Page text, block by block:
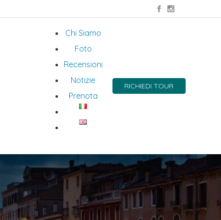
Chi Siamo
Foto
Recensioni
Notizie
Prenota
RICHIEDI TOUR